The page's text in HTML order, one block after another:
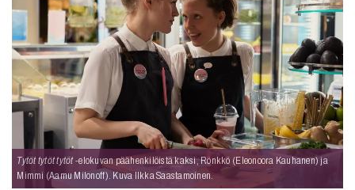
Teatteri
Tanssi
Tanssi
Sarjakuva
Sámegillii
Pääkirjoitus
Paperilehdestä
Oulu2026
Näyttelyt
Musiikki
Tytöt tytöt tytöt-elokuvan päähenkilöistä kaksi, Rönkkö (Eleonoora Kauhanen) ja
Mimmi (Aamu Milonoff). Kuva Ilkka Saastamoinen.